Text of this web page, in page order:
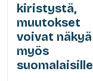
kiristystä,
muutokset
voivat näkyä
myös
suomalaisille